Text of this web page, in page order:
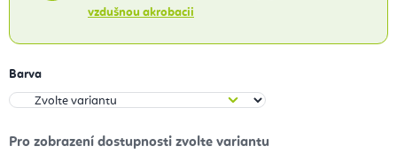
vzdušnou akrobacii
Barva